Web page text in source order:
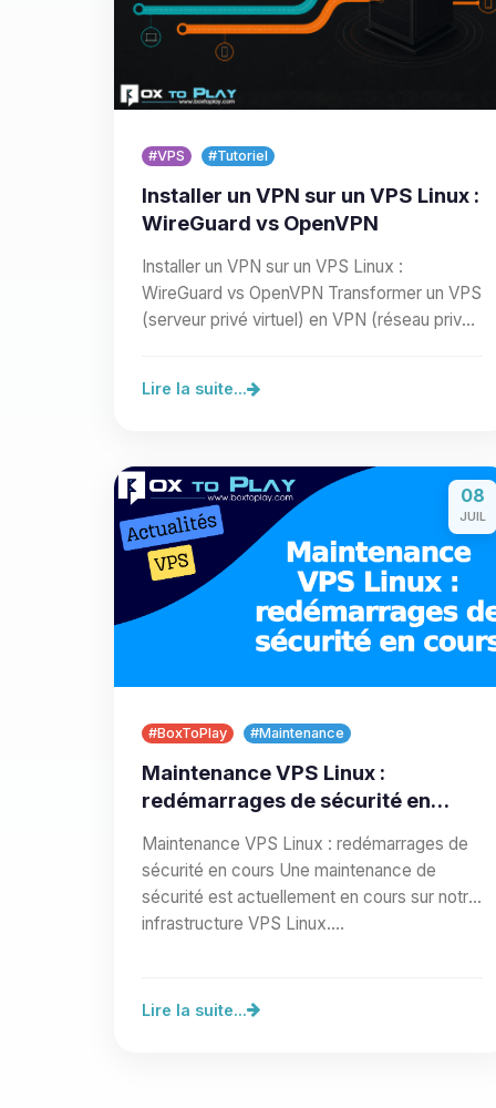
#VPS #Tutoriel
Installer un VPN sur un VPS Linux :
WireGuard vs OpenVPN
Installer un VPN sur un VPS Linux :
WireGuard vs OpenVPN Transformer un VPS
(serveur privé virtuel) en VPN (réseau privé
Lire la suite...
08
JUIL
#BoxToPlay #Maintenance
Maintenance VPS Linux :
redémarrages de sécurité en
Maintenance VPS Linux : redémarrages de
sécurité en cours Une maintenance de
sécurité est actuellement en cours sur notre
infrastructure VPS Linux.…
Lire la suite...